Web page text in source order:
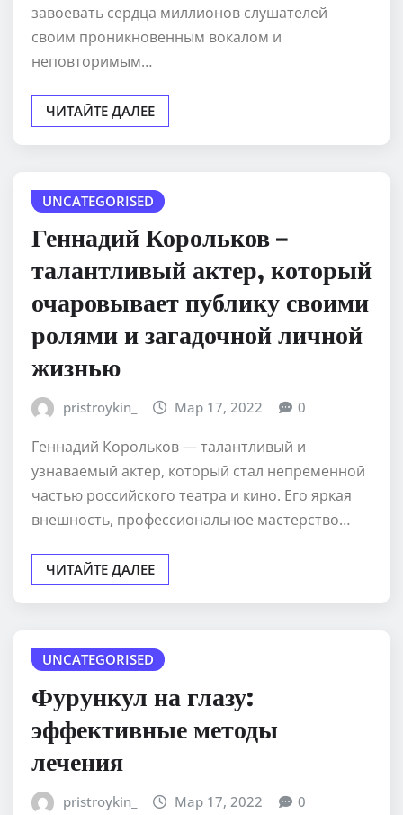
завоевать сердца миллионов слушателей
своим проникновенным вокалом и
неповторимым…
ЧИТАЙТЕ ДАЛЕЕ
UNCATEGORISED
Геннадий Корольков –
талантливый актер, который
очаровывает публику своими
ролями и загадочной личной
жизнью
pristroykin_ Мар 17, 2022 0
Геннадий Корольков — талантливый и
узнаваемый актер, который стал непременной
частью российского театра и кино. Его яркая
внешность, профессиональное мастерство…
ЧИТАЙТЕ ДАЛЕЕ
UNCATEGORISED
Фурункул на глазу:
эффективные методы
лечения
pristroykin_ Мар 17, 2022 0